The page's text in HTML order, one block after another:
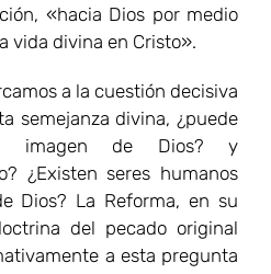
«hacia Dios por medio
vida divina en Cristo».
a la cuestión decisiva
semejanza divina, ¿puede
imagen de Dios? y
¿Existen seres humanos
Dios? La Reforma, en su
del pecado original
a esta pregunta